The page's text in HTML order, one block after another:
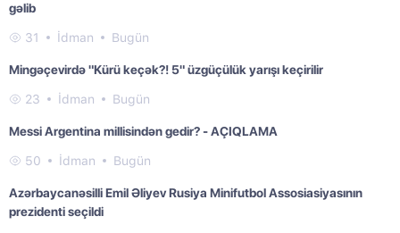
gəlib
31 İdman Bugün
Mingəçevirdə "Kürü keçək?! 5" üzgüçülük yarışı keçirilir
23 İdman Bugün
Messi Argentina millisindən gedir? - AÇIQLAMA
50 İdman Bugün
Azərbaycanəsilli Emil Əliyev Rusiya Minifutbol Assosiasiyasının
prezidenti seçildi